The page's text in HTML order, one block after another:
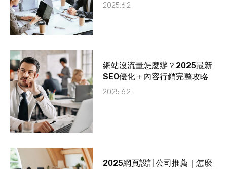
2025.6.2
網站沒流量怎麼辦？2025最新
SEO優化＋內容行銷完整攻略
2025.6.2
2025網頁設計公司推薦｜怎麼